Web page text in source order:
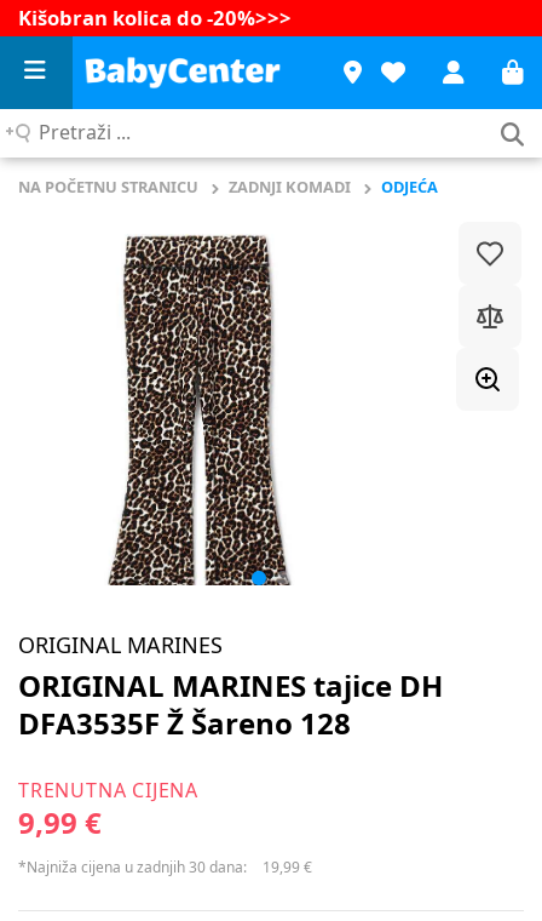
Kišobran kolica do -20%>>>
Pretraži
NA POČETNU STRANICU ZADNJI KOMADI ODJEĆA
ORIGINAL MARINES
ORIGINAL MARINES tajice DH
DFA3535F Ž Šareno 128
TRENUTNA CIJENA
9,99 €
*Najniža cijena u zadnjih 30 dana: 19,99 €